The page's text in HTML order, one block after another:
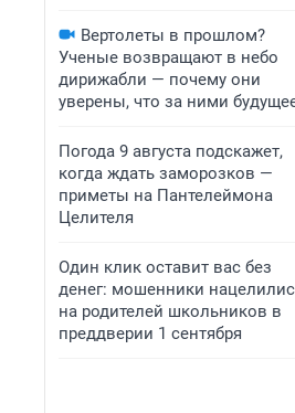
Вертолеты в прошлом?
Ученые возвращают в небо
дирижабли — почему они
уверены, что за ними
Погода 9 августа подскажет,
когда ждать заморозков —
приметы на Пантелеймона
Целителя
Один клик оставит вас без
денег: мошенники
на родителей школьников в
преддверии 1 сентября